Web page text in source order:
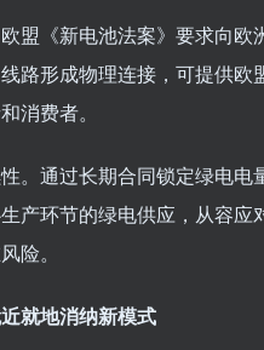
盟《新电池法案》要求向
路形成物理连接，可提供
消费者。
。通过长期合同锁定绿电
产环节的绿电供应，从容
险。
就地消纳新模式